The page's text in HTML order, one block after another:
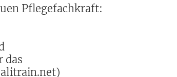
Pflegefachkraft:
das